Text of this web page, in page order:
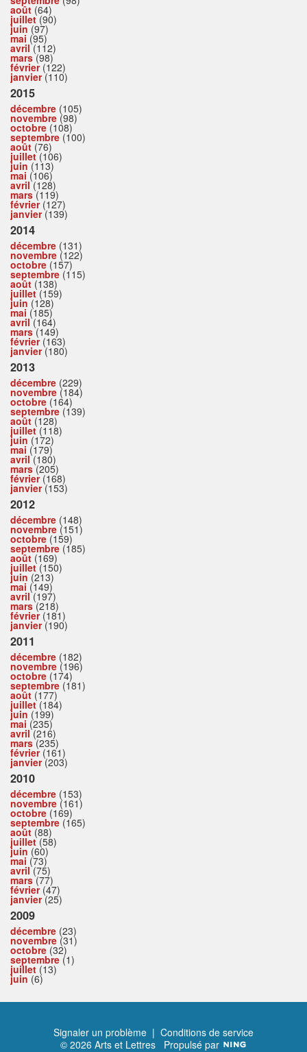
août (64)
juillet(90)
juin (97)
mai (95)
avril(112)
mars(98)
février(122)
janvier(110)
2015
décembre (105)
novembre (98)
octobre (108)
septembre (100)
août (76)
juillet(106)
juin (113)
mai (106)
avril(128)
mars(119)
février(127)
janvier(139)
2014
décembre (131)
novembre (122)
octobre (157)
septembre (115)
août (138)
juillet(159)
juin (128)
mai (185)
avril(164)
mars(149)
février(163)
janvier(180)
2013
décembre (229)
novembre (184)
octobre (164)
septembre (139)
août (128)
juillet(118)
juin (172)
mai (179)
avril(180)
mars(205)
février(168)
janvier(153)
2012
décembre (148)
novembre (151)
octobre (159)
septembre (185)
août (169)
juillet(150)
juin (213)
mai (149)
avril(197)
mars(218)
février(181)
janvier(190)
2011
décembre (182)
novembre (196)
octobre (174)
septembre (181)
août (177)
juillet(184)
juin (199)
mai (235)
avril(216)
mars(235)
février(161)
janvier(203)
2010
décembre (153)
novembre (161)
octobre (169)
septembre (165)
août (88)
juillet(58)
juin (60)
mai (73)
avril(75)
mars(77)
février(47)
janvier(25)
2009
décembre (23)
novembre (31)
octobre (32)
septembre (1)
juillet (13)
juin (6)
Signaler un problème | Conditions de service
© 2026 Arts et Lettres Propulsé par